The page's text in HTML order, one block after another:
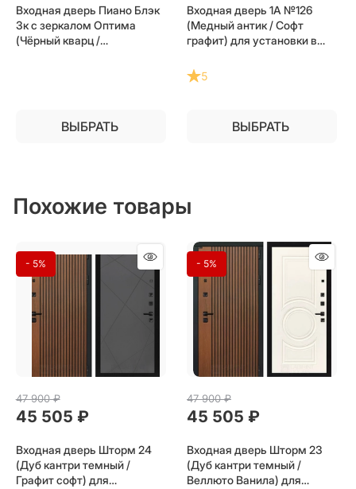
Входная дверь Пиано Блэк
3к с зеркалом Оптима
(Чёрный кварц /
ВЫБРАТЬ
Входная дверь 1А №126
(Медный антик / Софт
графит) для установки в
5
ВЫБРАТЬ
Похожие товары
- 5%
47 900 ₽
45 505 ₽
Входная дверь Шторм 24
(Дуб кантри темный /
Графит софт) для
- 5%
47 900 ₽
45 505 ₽
Входная дверь Шторм 23
(Дуб кантри темный /
Веллюто Ванила) для